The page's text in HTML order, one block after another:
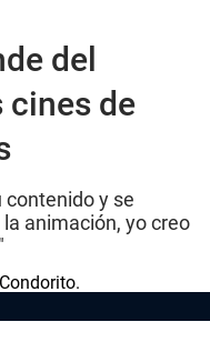
del
cines de
contenido y se
animación, yo creo